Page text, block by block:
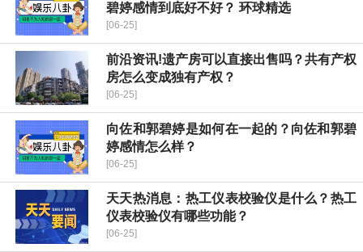
碧婷感情到底好不好？ 环球精选
[06-25]
前沿资讯!遗产房可以直接出售吗？共有产权
房怎么变成独有产权？
[06-25]
向佐和郭碧婷是如何在一起的？向佐和郭碧
婷感情怎么样？
[06-25]
天天热消息：热工仪表校验仪是什么？热工
仪表校验仪有哪些功能？
[06-25]